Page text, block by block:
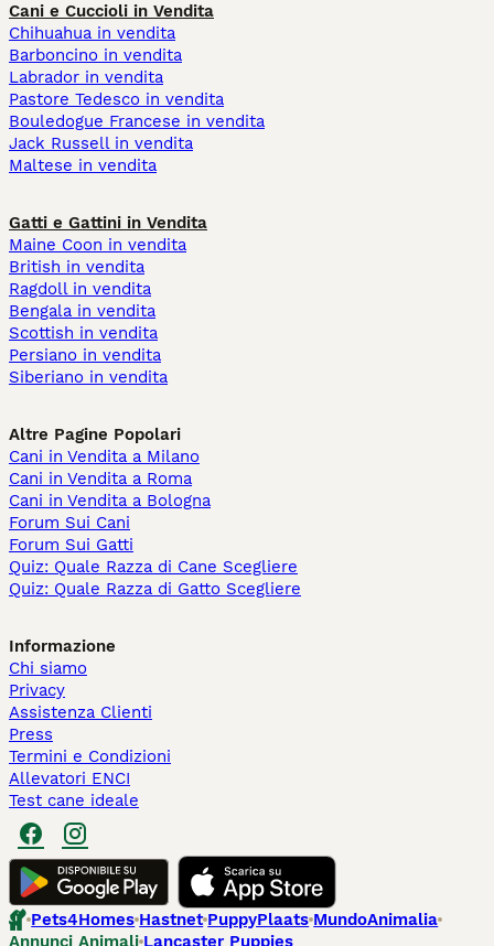
Cani e Cuccioli in Vendita
Chihuahua in vendita
Barboncino in vendita
Labrador in vendita
Pastore Tedesco in vendita
Bouledogue Francese in vendita
Jack Russell in vendita
Maltese in vendita
Gatti e Gattini in Vendita
Maine Coon in vendita
British in vendita
Ragdoll in vendita
Bengala in vendita
Scottish in vendita
Persiano in vendita
Siberiano in vendita
Altre Pagine Popolari
Cani in Vendita a Milano
Cani in Vendita a Roma
Cani in Vendita a Bologna
Forum Sui Cani
Forum Sui Gatti
Quiz: Quale Razza di Cane Scegliere
Quiz: Quale Razza di Gatto Scegliere
Informazione
Chi siamo
Privacy
Assistenza Clienti
Press
Termini e Condizioni
Allevatori ENCI
Test cane ideale
Pets4Homes Hastnet PuppyPlaats MundoAnimalia